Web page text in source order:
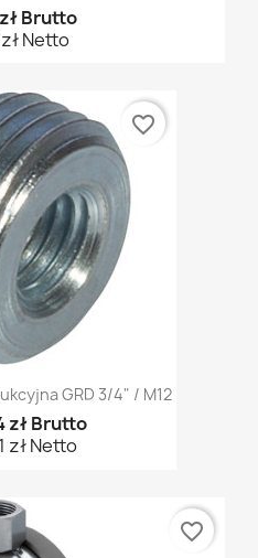
Brutto
Netto
GRD 3/4" / M12
zł Brutto
zł Netto
favorite_border
favorite_border